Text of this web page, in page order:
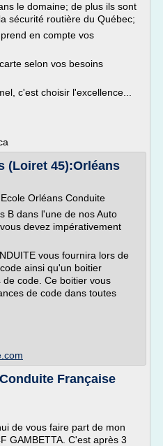
le domaine; de plus ils sont
sécurité routière du Québec;
en compte vos
selon vos besoins
c'est choisir l'excellence...
(Loiret 45):Orléans
Orléans Conduite
B dans l'une de nos Auto
devez impérativement
vous fournira lors de
ainsi qu'un boitier
code. Ce boitier vous
de code dans toutes
Française
de vous faire part de mon
GAMBETTA. C'est après 3